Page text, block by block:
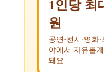
1인당 최
원
공연·전시·영화
야에서 자유롭
돼요.